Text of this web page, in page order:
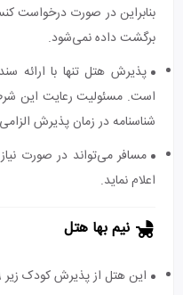
بنابراین در صورت درخواست
برگشت داده نمی‌شود.
پذیرش هتل تنها با ارائه
است. مسئولیت رعایت این
شناسنامه در زمان پذیرش
مسافر می‌تواند در صورت
اعلام نماید.
نیم بها هتل
این هتل از پذیرش کودک زیر 9سال معذور می باشد.